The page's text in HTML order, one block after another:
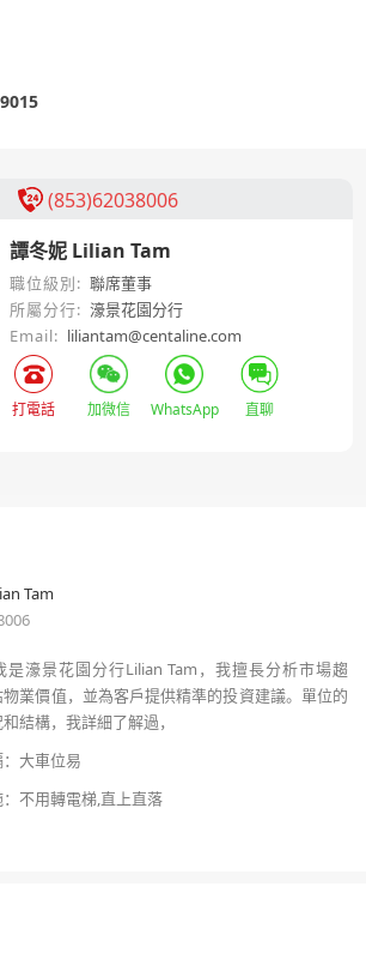
(853)62038006
譚冬妮 Lilian Tam
職位級別: 聯席董事
所屬分行: 濠景花園分行
Email: liliantam@centaline.com
打電話 加微信 WhatsApp 直聊
Tam
是濠景花園分行Lilian Tam，我擅長分析市場趨
業價值，並為客戶提供精準的投資建議。單位的